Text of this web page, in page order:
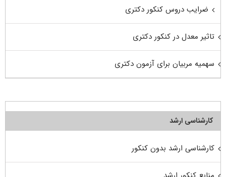
ضرایب دروس کنکور دکتری
تاثیر معدل در کنکور دکتری
سهمیه مربیان برای آزمون دکتری
کارشناسی ارشد
کارشناسی ارشد بدون کنکور